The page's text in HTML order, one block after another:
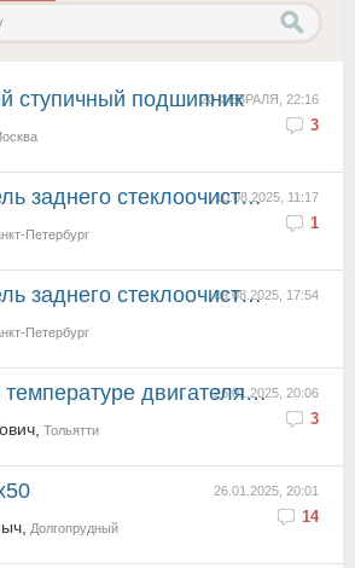
20 ФЕВРАЛЯ, 22:16
3
ступичный подшипник
10.08.2025, 11:17
1
заднего стеклоочистителя
Петербург
09.08.2025, 17:54
заднего стеклоочистителя
Петербург
26.01.2025, 20:06
3
двигателя Лифан х50 ?
Тольятти
26.01.2025, 20:01
14
Долгопрудный